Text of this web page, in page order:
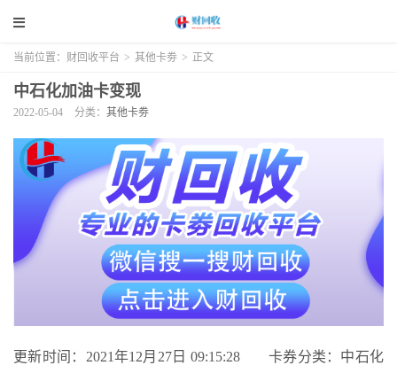
当前位置： 财回收平台 > 其他卡劵 > 正文
中石化加油卡变现
2022-05-04 分类： 其他卡劵
更新时间：2021年12月27日 09:15:28 卡券分类：中石化